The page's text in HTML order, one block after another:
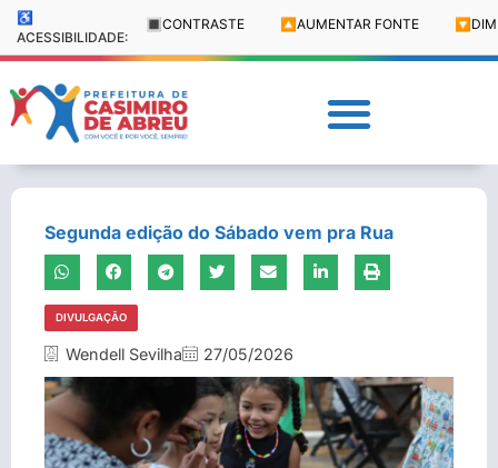
♿
ACESSIBILIDADE:
🔳 CONTRASTE 🔼 AUMENTAR FONTE 🔽
Segunda edição do Sábado vem pra Rua
DIVULGAÇÃO
Wendell Sevilha 27/05/2026